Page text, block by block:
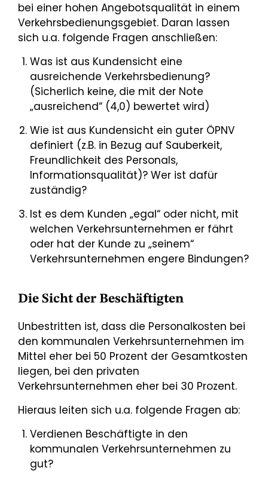
bei einer hohen Angebotsqualität in einem
Verkehrsbedienungsgebiet. Daran lassen
sich u.a. folgende Fragen anschließen:
Was ist aus Kundensicht eine
ausreichende Verkehrsbedienung?
(Sicherlich keine, die mit der Note
„ausreichend“ (4,0) bewertet wird)
Wie ist aus Kundensicht ein guter ÖPNV
definiert (z.B. in Bezug auf Sauberkeit,
Freundlichkeit des Personals,
Informationsqualität)? Wer ist dafür
zuständig?
Ist es dem Kunden „egal“ oder nicht, mit
welchen Verkehrsunternehmen er fährt
oder hat der Kunde zu „seinem“
Verkehrsunternehmen engere Bindungen?
Die Sicht der Beschäftigten
Unbestritten ist, dass die Personalkosten bei
den kommunalen Verkehrsunternehmen im
Mittel eher bei 50 Prozent der Gesamtkosten
liegen, bei den privaten
Verkehrsunternehmen eher bei 30 Prozent.
Hieraus leiten sich u.a. folgende Fragen ab:
Verdienen Beschäftigte in den
kommunalen Verkehrsunternehmen zu
gut?